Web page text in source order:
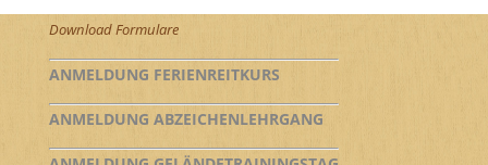
Download Formulare
ANMELDUNG FERIENREITKURS
ANMELDUNG ABZEICHENLEHRGANG